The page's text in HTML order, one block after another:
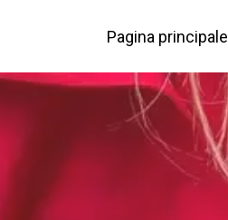
Pagina principale